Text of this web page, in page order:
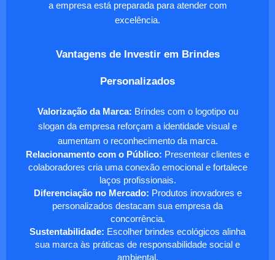
a empresa está preparada para atender com
excelência.
Vantagens de Investir em Brindes
Personalizados
Valorização da Marca: Brindes com o logotipo ou
slogan da empresa reforçam a identidade visual e
aumentam o reconhecimento da marca.
Relacionamento com o Público: Presentear clientes e
colaboradores cria uma conexão emocional e fortalece
laços profissionais.
Diferenciação no Mercado: Produtos inovadores e
personalizados destacam sua empresa da
concorrência.
Sustentabilidade: Escolher brindes ecológicos alinha
sua marca às práticas de responsabilidade social e
ambiental.